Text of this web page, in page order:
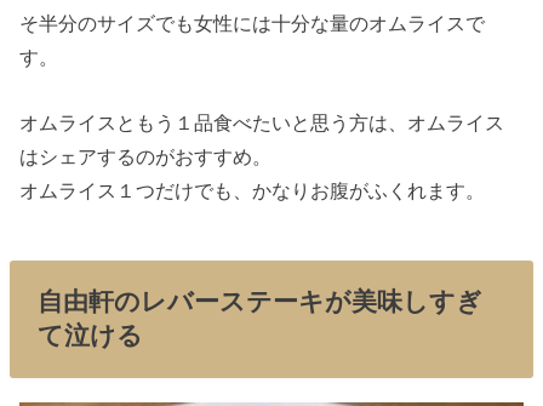
そ半分のサイズでも女性には十分な量のオムライスで
す。
オムライスともう１品食べたいと思う方は、オムライス
はシェアするのがおすすめ。
オムライス１つだけでも、かなりお腹がふくれます。
自由軒のレバーステーキが美味しすぎ
て泣ける